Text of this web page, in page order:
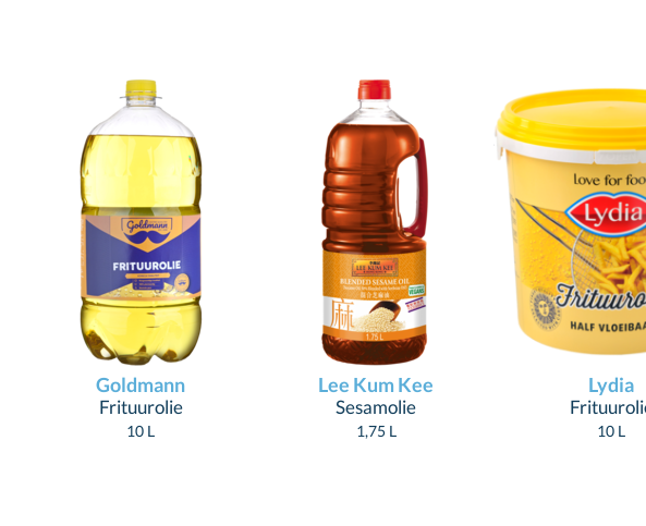
Goldmann
Frituurolie
10 L
Lee Kum Kee
Sesamolie
1,75 L
Lydia
10 L